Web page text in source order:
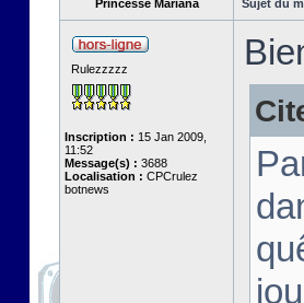
Princesse Mariana Sujet du
Rulezzzzz
Inscription : 15 Jan 2009,
11:52
Message(s) : 3688
Localisation : CPCrulez
botnews